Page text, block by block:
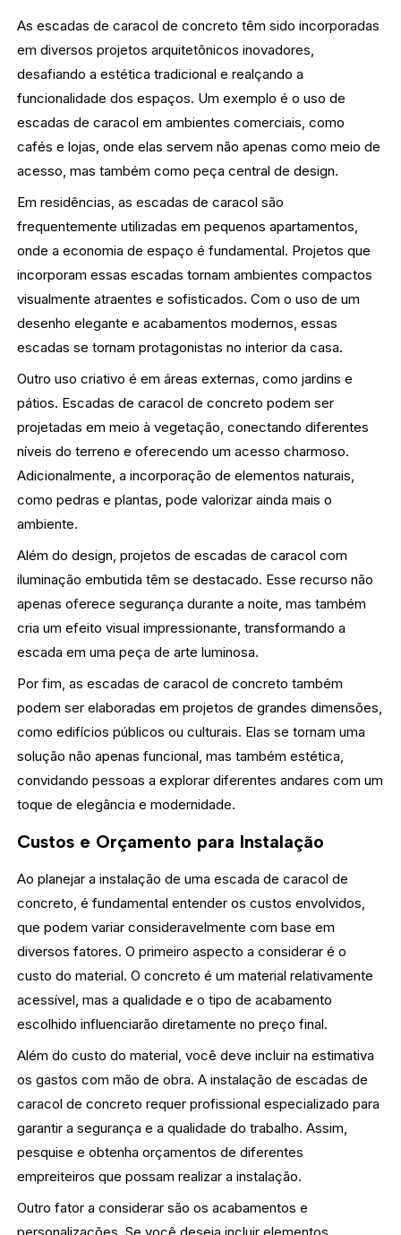
As escadas de caracol de concreto têm sido incorporadas
em diversos projetos arquitetônicos inovadores,
desafiando a estética tradicional e realçando a
funcionalidade dos espaços. Um exemplo é o uso de
escadas de caracol em ambientes comerciais, como
cafés e lojas, onde elas servem não apenas como meio de
acesso, mas também como peça central de design.
Em residências, as escadas de caracol são
frequentemente utilizadas em pequenos apartamentos,
onde a economia de espaço é fundamental. Projetos que
incorporam essas escadas tornam ambientes compactos
visualmente atraentes e sofisticados. Com o uso de um
desenho elegante e acabamentos modernos, essas
escadas se tornam protagonistas no interior da casa.
Outro uso criativo é em áreas externas, como jardins e
pátios. Escadas de caracol de concreto podem ser
projetadas em meio à vegetação, conectando diferentes
níveis do terreno e oferecendo um acesso charmoso.
Adicionalmente, a incorporação de elementos naturais,
como pedras e plantas, pode valorizar ainda mais o
ambiente.
Além do design, projetos de escadas de caracol com
iluminação embutida têm se destacado. Esse recurso não
apenas oferece segurança durante a noite, mas também
cria um efeito visual impressionante, transformando a
escada em uma peça de arte luminosa.
Por fim, as escadas de caracol de concreto também
podem ser elaboradas em projetos de grandes dimensões,
como edifícios públicos ou culturais. Elas se tornam uma
solução não apenas funcional, mas também estética,
convidando pessoas a explorar diferentes andares com um
toque de elegância e modernidade.
Custos e Orçamento para Instalação
Ao planejar a instalação de uma escada de caracol de
concreto, é fundamental entender os custos envolvidos,
que podem variar consideravelmente com base em
diversos fatores. O primeiro aspecto a considerar é o
custo do material. O concreto é um material relativamente
acessível, mas a qualidade e o tipo de acabamento
escolhido influenciarão diretamente no preço final.
Além do custo do material, você deve incluir na estimativa
os gastos com mão de obra. A instalação de escadas de
caracol de concreto requer profissional especializado para
garantir a segurança e a qualidade do trabalho. Assim,
pesquise e obtenha orçamentos de diferentes
empreiteiros que possam realizar a instalação.
Outro fator a considerar são os acabamentos e